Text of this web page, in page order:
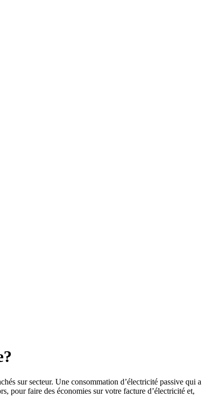
sur secteur. Une consommation d’électricité passive qui a
pour faire des économies sur votre facture d’électricité et,